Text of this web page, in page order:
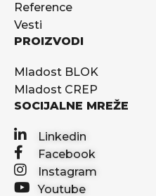
Reference
Vesti
PROIZVODI
Mladost BLOK
Mladost CREP
SOCIJALNE MREŽE
Linkedin
Facebook
Instagram
Youtube